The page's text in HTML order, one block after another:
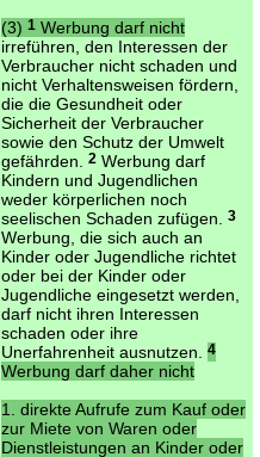
(3) 1Werbung darf nicht
irreführen, den Interessen der
Verbraucher nicht schaden und
nicht Verhaltensweisen fördern,
die die Gesundheit oder
Sicherheit der Verbraucher
sowie den Schutz der Umwelt
gefährden.
2Werbung darf
Kindern und Jugendlichen
weder körperlichen noch
seelischen Schaden zufügen.
3
Werbung, die sich auch an
Kinder oder Jugendliche richtet
oder bei der Kinder oder
Jugendliche eingesetzt werden,
darf nicht ihren Interessen
schaden oder ihre
Unerfahrenheit ausnutzen.
4
Werbung darf daher nicht
1. direkte Aufrufe zum Kauf oder
zur Miete von Waren oder
Dienstleistungen an Kinder oder